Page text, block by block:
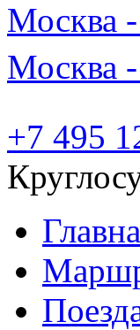
Москва
Москва
+7 495